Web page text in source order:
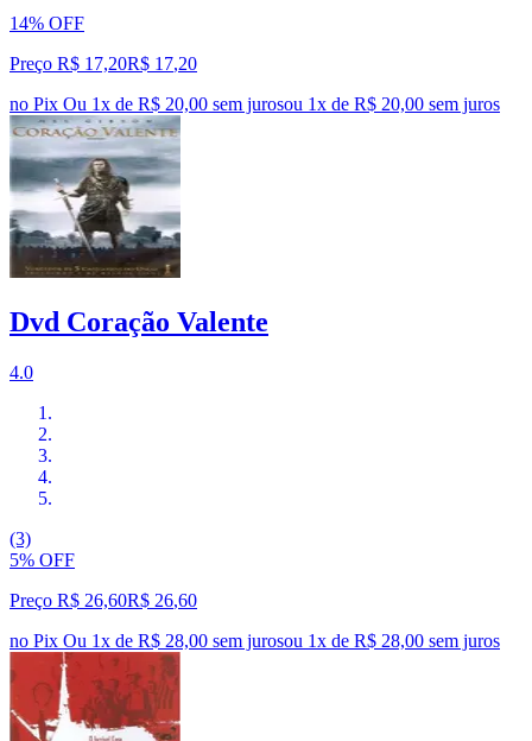
14% OFF
Preço R$ 17,20R$ 17,20
no Pix Ou 1x de R$ 20,00 sem jurosou 1x de R$ 20,00 sem juros
Dvd Coração Valente
4.0
(3)
5% OFF
Preço R$ 26,60R$ 26,60
no Pix Ou 1x de R$ 28,00 sem jurosou 1x de R$ 28,00 sem juros